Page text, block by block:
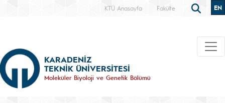
KTÜ Anasayfa Fakülte EN
KARADENİZ
TEKNİK ÜNİVERSİTESİ
Moleküler Biyoloji ve Genetik Bölümü